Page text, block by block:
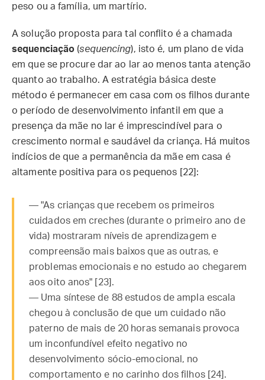
peso ou a família, um martírio.
A solução proposta para tal conflito é a chamada
sequenciação (sequencing), isto é, um plano de vida
em que se procure dar ao lar ao menos tanta atenção
quanto ao trabalho. A estratégia básica deste
método é permanecer em casa com os filhos durante
o período de desenvolvimento infantil em que a
presença da mãe no lar é imprescindível para o
crescimento normal e saudável da criança. Há muitos
indícios de que a permanência da mãe em casa é
altamente positiva para os pequenos [22]:
— "As crianças que recebem os primeiros
cuidados em creches (durante o primeiro ano de
vida) mostraram níveis de aprendizagem e
compreensão mais baixos que as outras, e
problemas emocionais e no estudo ao chegarem
aos oito anos" [23].
— Uma síntese de 88 estudos de ampla escala
chegou à conclusão de que um cuidado não
paterno de mais de 20 horas semanais provoca
um inconfundível efeito negativo no
desenvolvimento sócio-emocional, no
comportamento e no carinho dos filhos [24].